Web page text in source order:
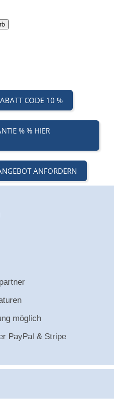
CODE 10 %
% % HIER
ANFORDERN
möglich
PayPal & Stripe